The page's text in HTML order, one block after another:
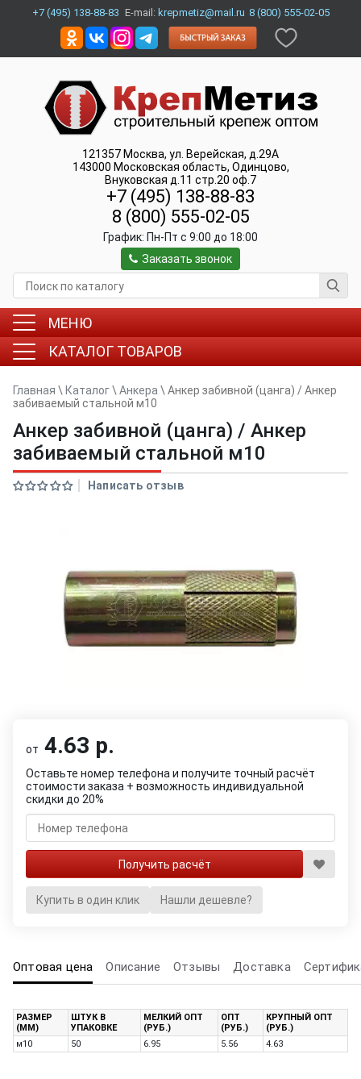
+7 (495) 138-88-83 E-mail: krepmetiz@mail.ru 8 (800) 555-02-05
121357 Москва, ул. Верейская, д.29А
143000 Московская область, Одинцово,
Внуковская д.11 стр.20 оф.7
+7 (495) 138-88-83
8 (800) 555-02-05
График: Пн-Пт c 9:00 до 18:00
Заказать звонок
МЕНЮ
КАТАЛОГ ТОВАРОВ
Главная \ Каталог\ Анкера \ Анкер забивной (цанга) / Анкер
забиваемый стальной м10
Анкер забивной (цанга) / Анкер
забиваемый стальной м10
Написать отзыв
от 4.63 р.
Оставьте номер телефона и получите точный расчёт
стоимости заказа + возможность индивидуальной
скидки до 20%
Купить в один клик Нашли дешевле?
Оптовая цена Описание Отзывы Доставка
РАЗМЕР
(ММ)
ШТУК В
УПАКОВКЕ
МЕЛКИЙ ОПТ
(РУБ.)
ОПТ
(РУБ.)
КРУПНЫЙ ОПТ
(РУБ.)
м10
50 6.95 5.56 4.63